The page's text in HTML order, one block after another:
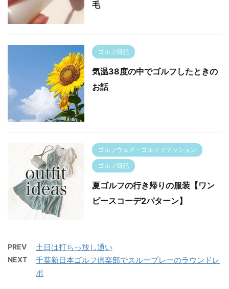
毛
ゴルフ日記
気温38度の中でゴルフしたときの
お話
ゴルフウェア・ゴルフファッション
ゴルフ日記
夏ゴルフの行き帰りの服装【ワン
ピースコーデ2パターン】
PREV 土日は打ちっ放し通い
NEXT
千葉新日本ゴルフ倶楽部でスループレーのラウンドレ
ポ